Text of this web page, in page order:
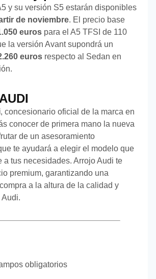
y su versión S5 estarán disponibles
de noviembre. El precio base
euros para el A5 TFSI de 110
la versión Avant supondrá un
euros respecto al Sedan en
, concesionario oficial de la marca en
conocer de primera mano la nueva
de un asesoramiento
te ayudará a elegir el modelo que
a tus necesidades. Arrojo Audi te
premium, garantizando una
a la altura de la calidad y
obligatorios